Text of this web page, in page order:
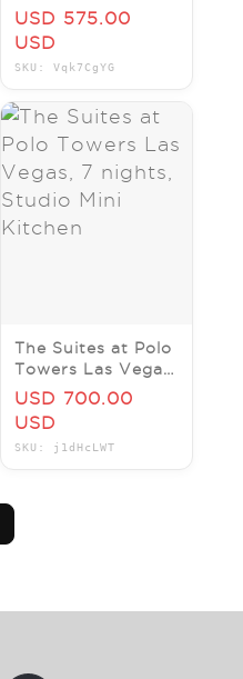
4 ~ 7Nts
SEP/OCT/NOV/DEC/
2024/25
USD 575.00
USD
SKU: Vqk7CgYG
The Suites at Polo
Towers Las Vegas,
7 nights, Studio
Mini Kitchen
USD 700.00
USD
SKU: j1dHcLWT